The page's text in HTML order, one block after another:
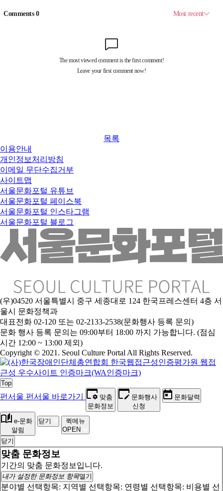
목록
이용안내
개인정보처리방침
이메일 무단수집거부
사이트맵
서울문화포털 유튜브
서울문화포털 페이스북
서울문화포털 인스타그램
서울문화포털 블로그
(우)04520 서울특별시 중구 세종대로 124 한국프레스센터 4층 서
울시 문화정책과
대표전화 02-120 또는 02-2133-2538(문화행사 등록 문의)
문화 행사 등록 문의는 09:00부터 18:00 까지 가능합니다. (점심
시간 12:00 ~ 13:00 제외)
Copyright © 2021. Seoul Culture Portal All Rights Reserved.
Top
펀서울 펀서울 바로가기
맞춤
문화정보
문화행사
신청
문화달력
e-문화
알림
닫기
퀵메뉴
OPEN
닫기
맞춤 문화정보
기간의 맞춤 문화정보입니다.
내가 설정한 문화정보 항목열기
분야별 선택항목: 지역별 선택항목: 연령별 선택항목: 비용별 선